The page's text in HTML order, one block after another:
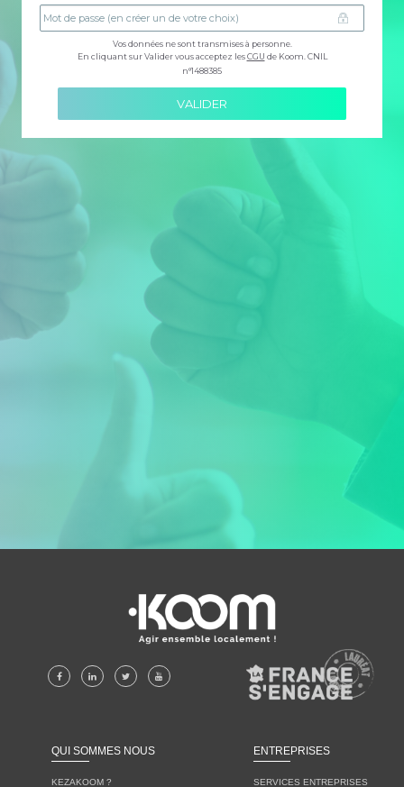
Vos données ne sont transmises à personne.
En cliquant sur Valider vous acceptez lesCGU de Koom. CNIL
n°1488385
KEZAKOOM ? SERVICES ENTREPRISES